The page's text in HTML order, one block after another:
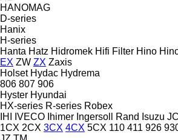
HANOMAG
D-series
Hanix
H-series
Hanta Hatz Hidromek Hifi Filter Hino
EX ZW ZX Zaxis
Holset Hydac Hydrema
806 807 906
Hyster Hyundai
HX-series R-series Robex
IHI
IVECO Ihimer Ingersoll Rand Isuzu
1CX 2CX 3CX 4CX 5CX 110 411 926